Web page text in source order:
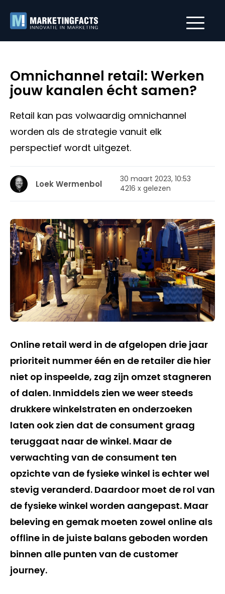
Omnichannel retail: Werken
jouw kanalen écht samen?
Retail kan pas volwaardig omnichannel
worden als de strategie vanuit elk
perspectief wordt uitgezet.
Loek Wermenbol
30 maart 2023, 10:53
4216 x gelezen
Online retail werd in de afgelopen drie jaar
prioriteit nummer één en de retailer die hier
niet op inspeelde, zag zijn omzet stagneren
of dalen. Inmiddels zien we weer steeds
drukkere winkelstraten en onderzoeken
laten ook zien dat de consument graag
teruggaat naar de winkel. Maar de
verwachting van de consument ten
opzichte van de fysieke winkel is echter wel
stevig veranderd. Daardoor moet de rol van
de fysieke winkel worden aangepast. Maar
beleving en gemak moeten zowel online als
offline in de juiste balans geboden worden
binnen alle punten van de customer
journey.